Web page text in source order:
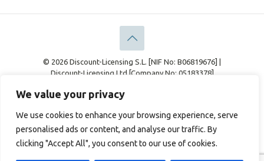
We value your privacy
We use cookies to enhance your browsing experience, serve
personalised ads or content, and analyse our traffic. By
clicking "Accept All", you consent to our use of cookies.
© 2026 Discount-Licensing S.L. [NIF No: B06819676] |
Discount-Licensing Ltd [Company No: 05183378]
Cookie-Richtlinie